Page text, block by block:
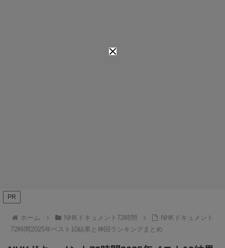
PR
ホーム NHKドキュメント72時間
NHKドキュメント
72時間2025年ベスト10結果と神回ランキングまとめ